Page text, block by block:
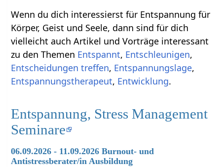
Wenn du dich interessierst für Entspannung für
Körper, Geist und Seele, dann sind für dich
vielleicht auch Artikel und Vorträge interessant
zu den Themen Entspannt, Entschleunigen,
Entscheidungen treffen, Entspannungslage,
Entspannungstherapeut, Entwicklung.
Entspannung, Stress Management
Seminare
06.09.2026 - 11.09.2026 Burnout- und
Antistressberater/in Ausbildung